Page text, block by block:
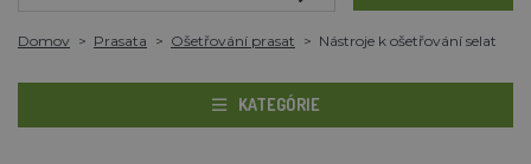
Domov Prasata Ošetřování prasat Nástroje k ošetřování selat
KATEGÓRIE